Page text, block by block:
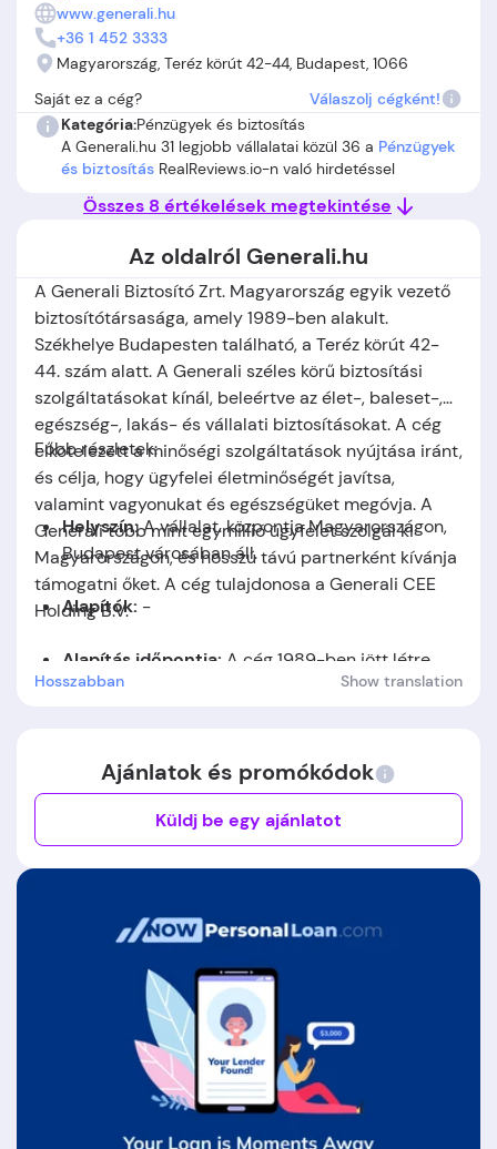
www.generali.hu
+36 1 452 3333
Magyarország, Teréz körút 42-44, Budapest, 1066
Saját ez a cég?
Válaszolj cégként!
Kategória:Pénzügyek és biztosítás
A Generali.hu 31 legjobb vállalatai közül 36 a Pénzügyek
és biztosítás RealReviews.io-n való hirdetéssel
Összes 8 értékelések megtekintése
Az oldalról Generali.hu
A Generali Biztosító Zrt. Magyarország egyik vezető
biztosítótársasága, amely 1989-ben alakult.
Székhelye Budapesten található, a Teréz körút 42-
44. szám alatt. A Generali széles körű biztosítási
szolgáltatásokat kínál, beleértve az élet-, baleset-,
egészség-, lakás- és vállalati biztosításokat. A cég
elkötelezett a minőségi szolgáltatások nyújtása iránt,
és célja, hogy ügyfelei életminőségét javítsa,
valamint vagyonukat és egészségüket megóvja. A
Generali több mint egymillió ügyfelet szolgál ki
Magyarországon, és hosszú távú partnerként kívánja
támogatni őket. A cég tulajdonosa a Generali CEE
Holding B.V.
Főbb részletek:
Helyszín:A vállalat. központja Magyarországon,
Budapest városában áll.
Alapítók: -
Alapítás időpontja: A cég 1989-ben jött létre.
Hosszabban Show translation
Ajánlatok és promókódok
Küldj be egy ajánlatot